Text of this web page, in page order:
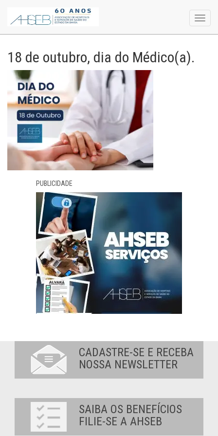
18 de outubro, dia do Médico(a).
PUBLICIDADE
CADASTRE-SE E RECEBA
NOSSA NEWSLETTER
SAIBA OS BENEFÍCIOS
FILIE-SE A AHSEB